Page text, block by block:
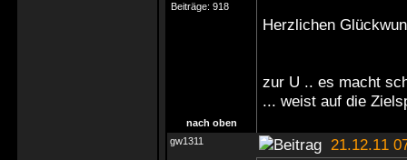
Beiträge: 918
Herzlichen
zur U .. es macht
... weist auf die
nach oben
gw1311
21.12.11